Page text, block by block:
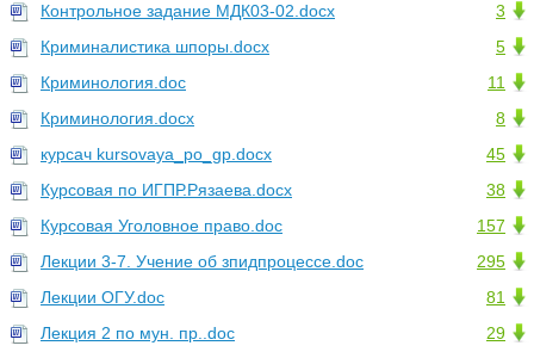
3
Контрольное задание МДК03-02.docx
5
Криминалистика шпоры.docx
11
Криминология.doc
8
Криминология.docx
45
курсач kursovaya_po_gp.docx
38
Курсовая по ИГПР.Рязаева.docx
157
Курсовая Уголовное право.doc
295
Лекции 3-7. Учение об зпидпроцессе.doc
81
Лекции ОГУ.doc
29
Лекция 2 по мун. пр..doc